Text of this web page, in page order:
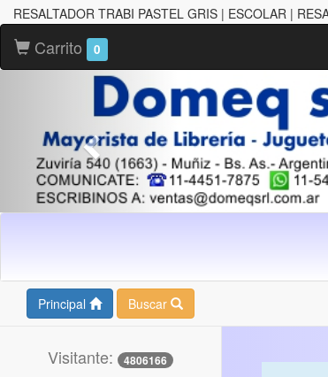
RESALTADOR TRABI PASTEL GRIS | ESCOLAR |
Carrito 0
Principal Buscar
Visitante: 4806166